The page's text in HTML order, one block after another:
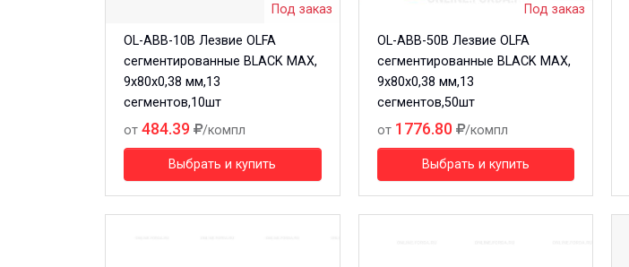
Под заказ
OL-ABB-10B Лезвие OLFA
сегментированные BLACK MAX,
9х80х0,38 мм,13
сегментов,10шт
от 484.39 /компл
Выбрать и купить
Под заказ
OL-ABB-50B Лезвие OLFA
сегментированные BLACK MAX,
9х80х0,38 мм,13
сегментов,50шт
от 1776.80 /компл
Выбрать и купить